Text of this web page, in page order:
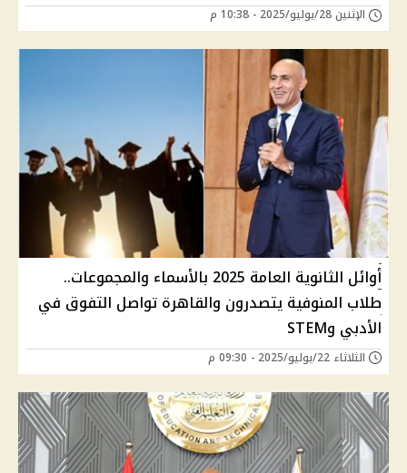
الإثنين 28/يوليو/2025 - 10:38 م
أوائل الثانوية العامة 2025 بالأسماء والمجموعات..
طلاب المنوفية يتصدرون والقاهرة تواصل التفوق في
الأدبي وSTEM
الثلاثاء 22/يوليو/2025 - 09:30 م